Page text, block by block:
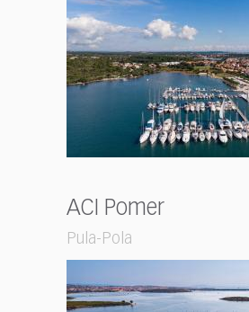
ACI Pomer
Pula-Pola